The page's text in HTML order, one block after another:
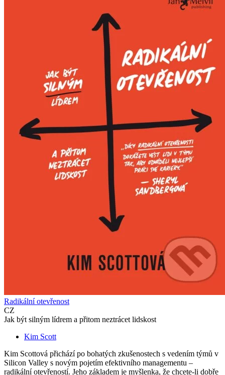
Radikální otevřenost
CZ
Jak být silným lídrem a přitom neztrácet lidskost
Kim Scott
Kim Scottová přichází po bohatých zkušenostech s vedením týmů v
Silicon Valley s novým pojetím efektivního managementu –
radikální otevřeností. Jeho základem je myšlenka, že chcete-li dobře